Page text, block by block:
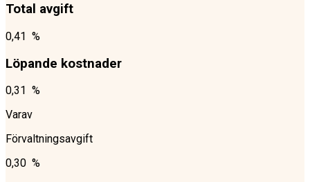
Total avgift
0,41 %
Löpande kostnader
0,31 %
Varav
Förvaltningsavgift
0,30 %